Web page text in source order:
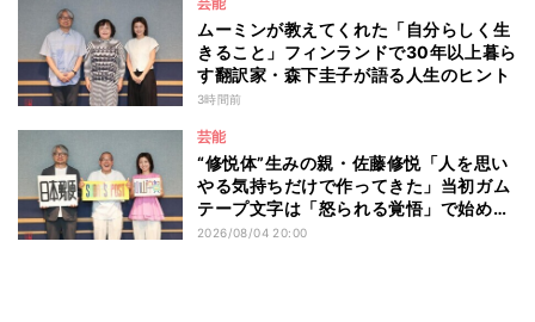
ムーミンが教えてくれた「自分らしく生
きること」フィンランドで30年以上暮ら
す翻訳家・森下圭子が語る人生のヒント
3時間前
芸能
“修悦体”生みの親・佐藤修悦「人を思い
やる気持ちだけで作ってきた」当初ガム
テープ文字は「怒られる覚悟」で始め
た？
2026/08/04 20:00